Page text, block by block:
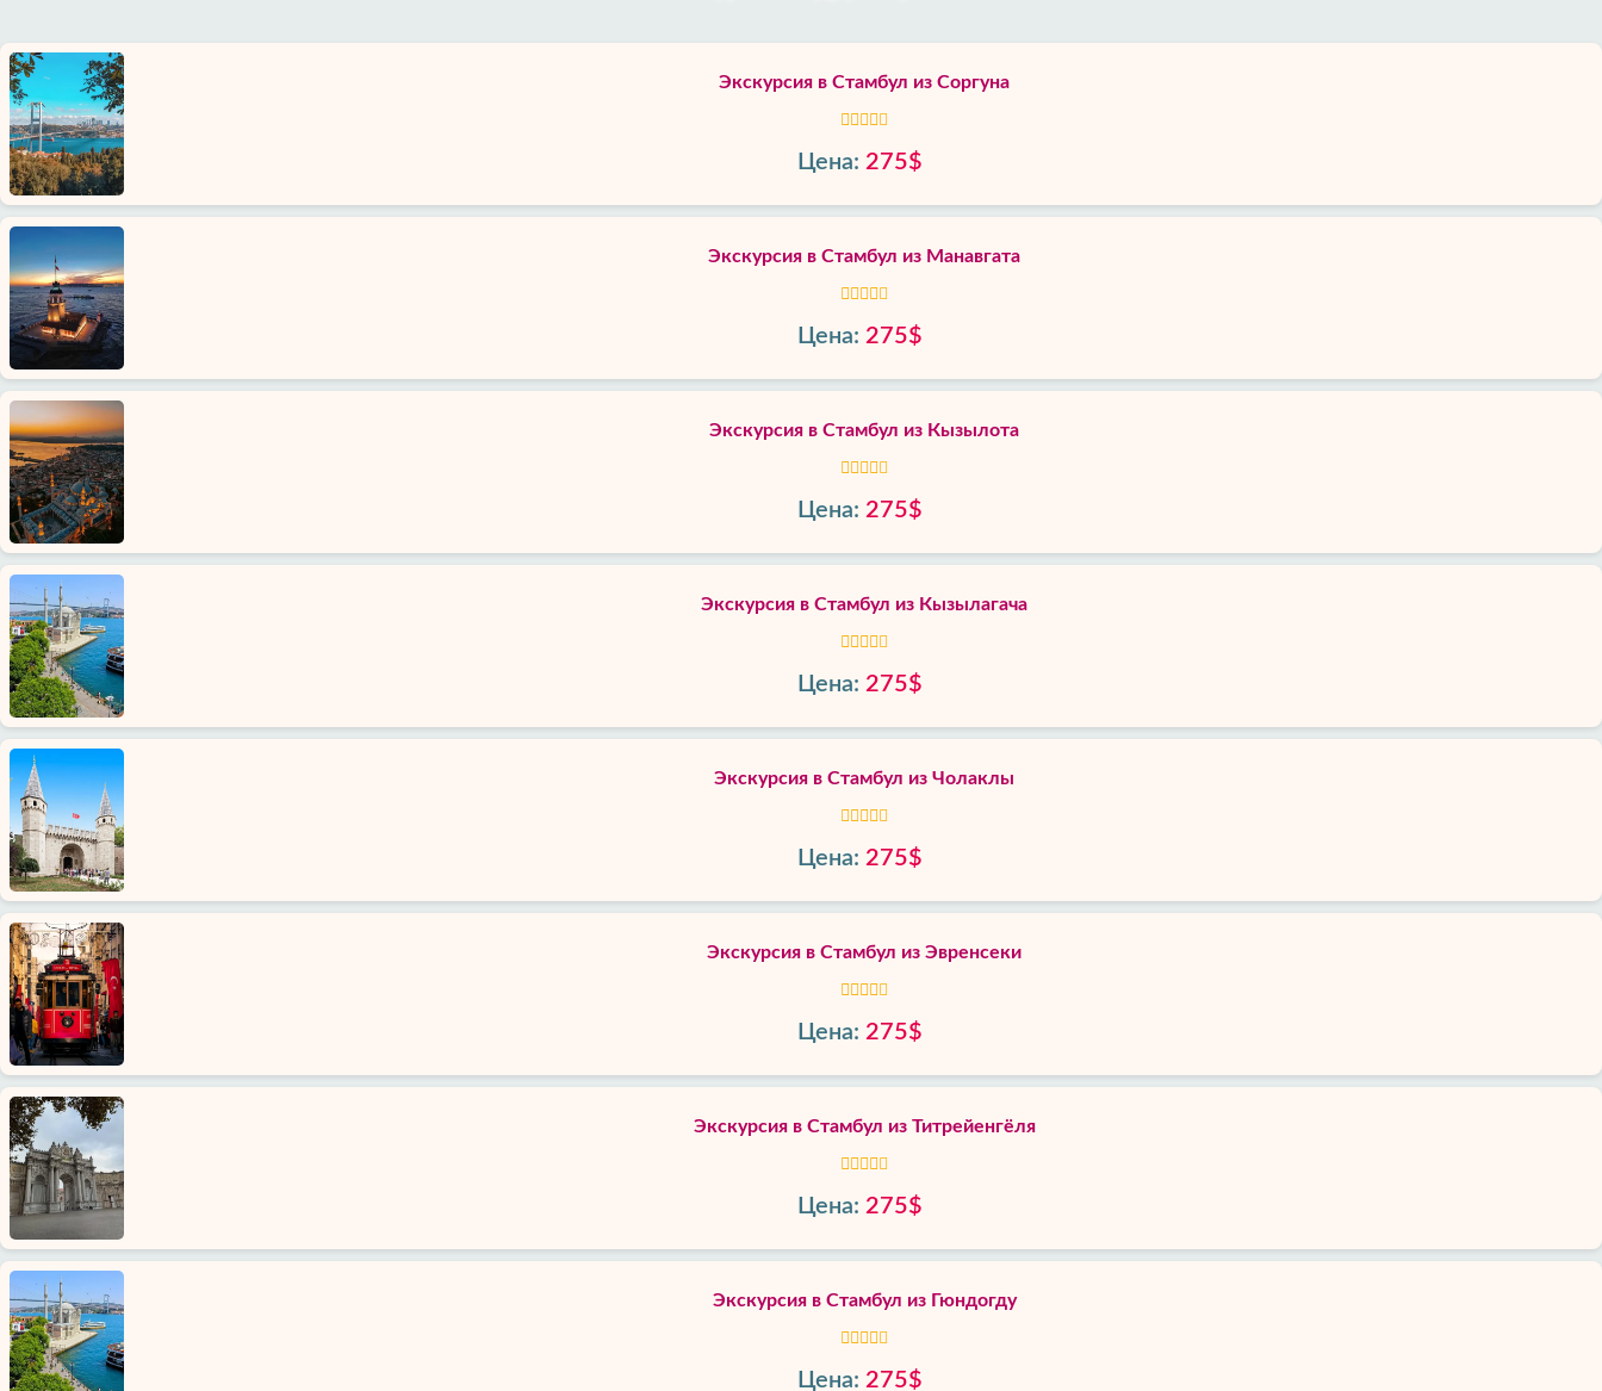
Экскурсия в Стамбул из Соргуна
Цена: 275$
Экскурсия в Стамбул из Манавгата
Цена: 275$
Экскурсия в Стамбул из Кызылота
Цена: 275$
Экскурсия в Стамбул из Кызылагача
Цена: 275$
Экскурсия в Стамбул из Чолаклы
Цена: 275$
Экскурсия в Стамбул из Эвренсеки
Цена: 275$
Экскурсия в Стамбул из Титрейенгёля
Цена: 275$
Экскурсия в Стамбул из Гюндогду
Цена: 275$